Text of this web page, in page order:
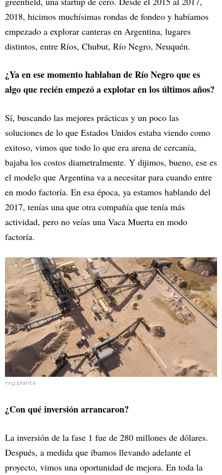
2018, hicimos muchísimas rondas de fondeo y habíamos
empezado a explorar canteras en Argentina, lugares
distintos, entre Ríos, Chubut, Río Negro, Neuquén.
¿Ya en ese momento hablaban de Río Negro que es
algo que recién empezó a explotar en los últimos años?
Sí, buscando las mejores prácticas y un poco las
soluciones de lo que Estados Unidos estaba viendo como
exitoso, vimos que todo lo que era arena de cercanía,
bajaba los costos diametralmente. Y dijimos, bueno, ese es
el modelo que Argentina va a necesitar para cuando entre
en modo factoría. En esa época, ya estamos hablando del
2017, tenías una que otra compañía que tenía más
actividad, pero no veías una Vaca Muerta en modo
factoría.
nrg planta
¿Con qué inversión arrancaron?
La inversión de la fase 1 fue de 280 millones de dólares.
Después, a medida que íbamos llevando adelante el
proyecto, vimos una oportunidad de mejora. En toda la